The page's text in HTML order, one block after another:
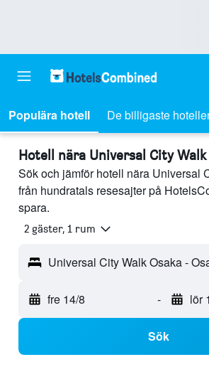
Populära hotell De billigaste
Hotell nära Universal City Walk
Sök och jämför hotell nära Universal
från hundratals resesajter på
spara.
2 gäster, 1 rum
Universal City Walk Osaka -
fre 14/8 - lör
Sök